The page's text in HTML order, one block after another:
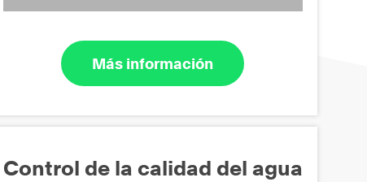
Más información
Control de la calidad del agua